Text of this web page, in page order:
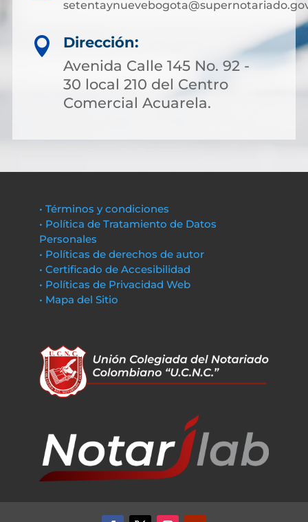

Dirección:
Avenida Calle 145 No. 92 -
30 local 210 del Centro
Comercial Acuarela.
• Términos y condiciones
• Política de Tratamiento de Datos
Personales
• Políticas de derechos de autor
• Certificado de Accesibilidad
• Políticas de Privacidad Web
• Mapa del Sitio